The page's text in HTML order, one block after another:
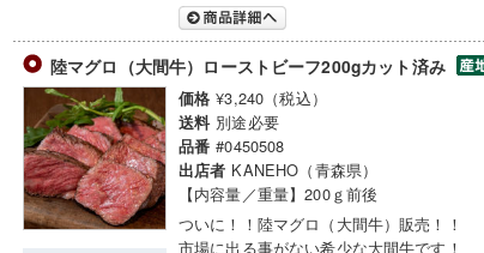
陸マグロ（大間牛）ローストビーフ200gカット済み
価格 ¥3,240（税込）
送料 別途必要
品番 #0450508
出店者 KANEHO（青森県）
【内容量／重量】200ｇ前後
ついに！！陸マグロ（大間牛）販売！！
市場に出る事がない希少な大間牛です！